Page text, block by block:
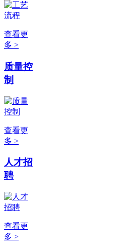
查看更
多 >
质量控
制
查看更
多 >
人才招
聘
查看更
多 >